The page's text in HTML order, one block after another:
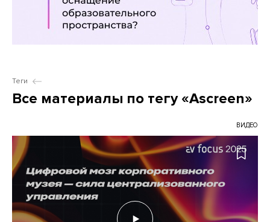
Теги
Все материалы по тегу «Ascreen»
ВИДЕО